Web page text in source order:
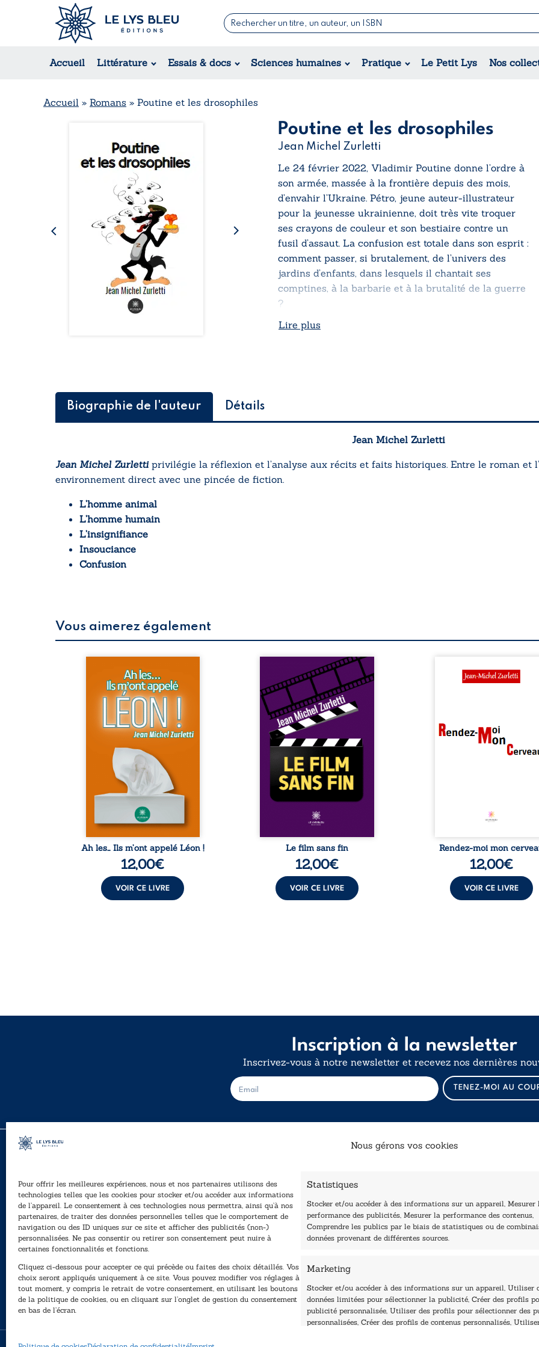
Nous gérons vos cookies
Pour offrir les meilleures expériences, nous et nos partenaires utilisons des
technologies telles que les cookies pour stocker et/ou accéder aux informations
de l’appareil. Le consentement à ces technologies nous permettra, ainsi qu’à nos
partenaires, de traiter des données personnelles telles que le comportement de
navigation ou des ID uniques sur ce site et afficher des publicités (non-)
personnalisées. Ne pas consentir ou retirer son consentement peut nuire à
certaines fonctionnalités et fonctions.
Cliquez ci-dessous pour accepter ce qui précède ou faites des choix détaillés. Vos
choix seront appliqués uniquement à ce site. Vous pouvez modifier vos réglages à
tout moment, y compris le retrait de votre consentement, en utilisant les boutons
de la politique de cookies, ou en cliquant sur l’onglet de gestion du consentement
en bas de l’écran.
Statistiques
Stocker et/ou accéder à des informations sur un appareil, Mesurer
performance des publicités, Mesurer la performance des contenus,
Comprendre les publics par le biais de statistiques ou de
données provenant de différentes sources.
Marketing
Stocker et/ou accéder à des informations sur un appareil, Utiliser
données limitées pour sélectionner la publicité, Créer des profils
publicité personnalisée, Utiliser des profils pour sélectionner des
personnalisées, Créer des profils de contenus personnalisés,
Accueil Littérature Essais & docs Sciences humaines Pratique Le Petit Lys Nos
Romans
Suspense / Thriller / Policier
Romance
Régional
Jeunesse
Nouvelles & Contes
Théâtre
Accueil » Romans » Poutine et les drosophiles
Poutine et les drosophiles
Jean Michel Zurletti
Le 24 février 2022, Vladimir Poutine donne l’ordre à
son armée, massée à la frontière depuis des mois,
d’envahir l’Ukraine. Pétro, jeune auteur-illustrateur
pour la jeunesse ukrainienne, doit très vite troquer
ses crayons de couleur et son bestiaire contre un
fusil d’assaut. La confusion est totale dans son esprit :
comment passer, si brutalement, de l’univers des
jardins d’enfants, dans lesquels il chantait ses
comptines, à la barbarie et à la brutalité de la guerre
?
Lire plus
Biographie de l'auteur Détails
Jean Michel Zurletti
Jean Michel Zurlettiprivilégie la réflexion et l’analyse aux récits et faits historiques. Entre le roman et
environnement direct avec une pincée de fiction.
L’homme animal
L’homme humain
L’insignifiance
Insouciance
Confusion
Vous aimerez également
Ce livre rassemble vingt
textes empreints d’humour
et de satire qui explorent
l’idée amusante de nos bébés
prononçant un jugement
sans merci s’ils pouvaient
s’exprimer. Ces textes
mettent en lumière nos
incohérences, paradoxes et
fragilités en tant que parents
et grands-parents, à travers
nos comportements,
expressions faciales et
moments maladroits. En les
abordant avec ...
Ah les… Ils m’ont appelé Léon !
12,00€
VOIR CE LIVRE
Un écrivain en panne
d’inspiration se retrouve pris
au piège dans les couloirs
labyrinthiques d’une salle de
cinéma dont il ne parvient
pas à trouver la sortie. Au
milieu de ces couloirs rouge
vermillon, des voix
sans interruption, provenant
d’extraits du podcast « Art et
Création » de Radio France.
Lui qui se décrit comme un
écrivain en manque de
Le film sans fin
12,00€
VOIR CE LIVRE
Igor, professeur
philosophie à la
dont il a conscience est
des publicités qui passent
boucle dans sa tête.
moyen de 300 mots
Rendez-moi mon
12,00€
VOIR CE LIVRE
Inscription à la newsletter
Inscrivez-vous à notre newsletter et recevez nos dernières
m
a
l
E
-
m
i
l
E
-
m
i
TENEZ-MOI AU
40, rue du Louvre 75001 Paris
01 76 50 38 88
Horaires du standard
De mardi à vendredi :
9h - 12h et 13h30 - 16h30
Lundi, samedi et dimanche : fermé
Accueil
Être édité
Contactez-nous
Les Plumes du Lys Bleu
Prix sciences humaines
Nos collections
Nos auteurs
Essai & docs
Sciences humaines